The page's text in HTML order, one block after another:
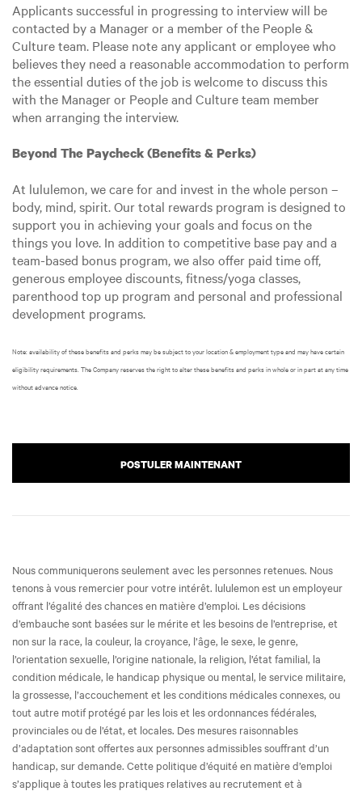
Applicants successful in progressing to interview will be
contacted by a Manager or a member of the People &
Culture team. Please note any applicant or employee who
believes they need a reasonable accommodation to perform
the essential duties of the job is welcome to discuss this
with the Manager or People and Culture team member
when arranging the interview.
Beyond The Paycheck (Benefits & Perks)
At lululemon, we care for and invest in the whole person –
body, mind, spirit. Our total rewards program is designed to
support you in achieving your goals and focus on the
things you love. In addition to competitive base pay and a
team-based bonus program, we also offer paid time off,
generous employee discounts, fitness/yoga classes,
parenthood top up program and personal and professional
development programs.
Note: availability of these benefits and perks may be subject to your location & employment type and may have certain
eligibility requirements. The Company reserves the right to alter these benefits and perks in whole or in part at any time
without advance notice.
POSTULER MAINTENANT
Nous communiquerons seulement avec les personnes retenues. Nous
tenons à vous remercier pour votre intérêt. lululemon est un employeur
offrant l’égalité des chances en matière d’emploi. Les décisions
d’embauche sont basées sur le mérite et les besoins de l’entreprise, et
non sur la race, la couleur, la croyance, l’âge, le sexe, le genre,
l’orientation sexuelle, l’origine nationale, la religion, l’état familial, la
condition médicale, le handicap physique ou mental, le service militaire,
la grossesse, l’accouchement et les conditions médicales connexes, ou
tout autre motif protégé par les lois et les ordonnances fédérales,
provinciales ou de l’état, et locales. Des mesures raisonnables
d’adaptation sont offertes aux personnes admissibles souffrant d’un
handicap, sur demande. Cette politique d’équité en matière d’emploi
s’applique à toutes les pratiques relatives au recrutement et à